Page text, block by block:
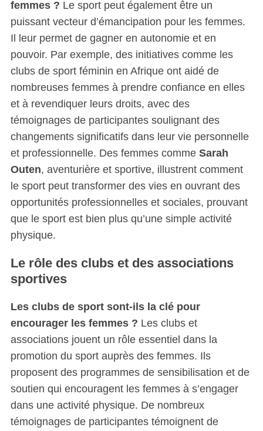
femmes ? Le sport peut également être un
puissant vecteur d’émancipation pour les femmes.
Il leur permet de gagner en autonomie et en
pouvoir. Par exemple, des initiatives comme les
clubs de sport féminin en Afrique ont aidé de
nombreuses femmes à prendre confiance en elles
et à revendiquer leurs droits, avec des
témoignages de participantes soulignant des
changements significatifs dans leur vie personnelle
et professionnelle. Des femmes comme Sarah
Outen, aventurière et sportive, illustrent comment
le sport peut transformer des vies en ouvrant des
opportunités professionnelles et sociales, prouvant
que le sport est bien plus qu’une simple activité
physique.
Le rôle des clubs et des associations
sportives
Les clubs de sport sont-ils la clé pour
encourager les femmes ? Les clubs et
associations jouent un rôle essentiel dans la
promotion du sport auprès des femmes. Ils
proposent des programmes de sensibilisation et de
soutien qui encouragent les femmes à s’engager
dans une activité physique. De nombreux
témoignages de participantes témoignent de
S